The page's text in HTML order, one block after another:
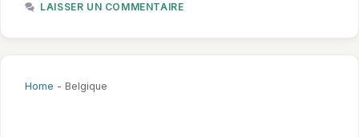
LAISSER UN COMMENTAIRE
Home - Belgique